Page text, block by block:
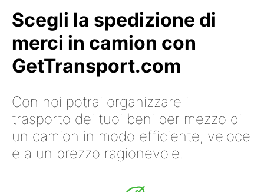
Scegli la spedizione di
merci in camion con
GetTransport.com
Con noi potrai organizzare il
trasporto dei tuoi beni per mezzo di
un camion in modo efficiente, veloce
e a un prezzo ragionevole.